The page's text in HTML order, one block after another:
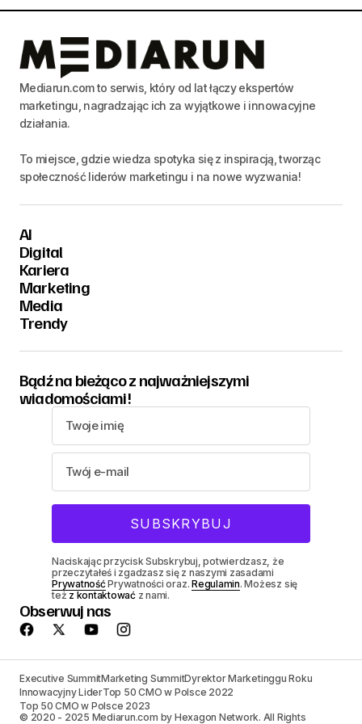
Mediarun.com to serwis, który od lat łączy ekspertów
marketingu, nagradzając ich za wyjątkowe i innowacyjne
działania.
To miejsce, gdzie wiedza spotyka się z inspiracją, tworząc
społeczność liderów marketingu i na nowe wyzwania!
AI
Digital
Kariera
Marketing
Media
Trendy
Bądź na bieżąco z najważniejszymi
wiadomościami!
Naciskając przycisk Subskrybuj, potwierdzasz, że
przeczytałeś i zgadzasz się z naszymi zasadami
PrywatnośćPrywatności oraz.Regulamin. Możesz się
też z kontaktowaćz nami.
Obserwuj nas
Executive SummitMarketing SummitDyrektor Marketinggu Roku
Innowacyjny LiderTop 50 CMO w Polsce 2022
Top 50 CMO w Polsce 2023
© 2020 - 2025 Mediarun.com by Hexagon Network. All Rights